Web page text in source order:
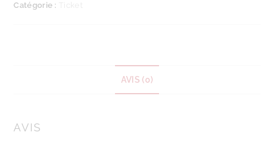
Catégorie :
AVIS (0)
AVIS